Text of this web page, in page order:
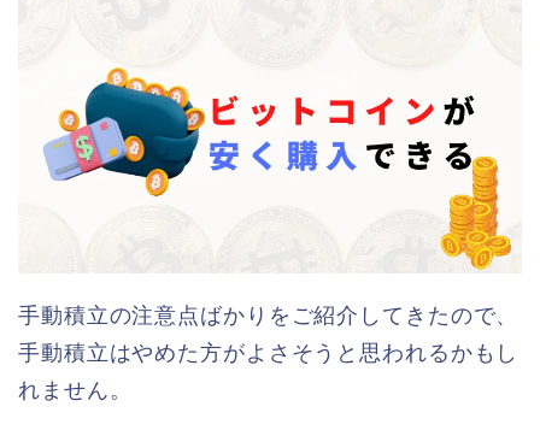
手動積立の注意点ばかりをご紹介してきたので、
手動積立はやめた方がよさそうと思われるかもし
れません。